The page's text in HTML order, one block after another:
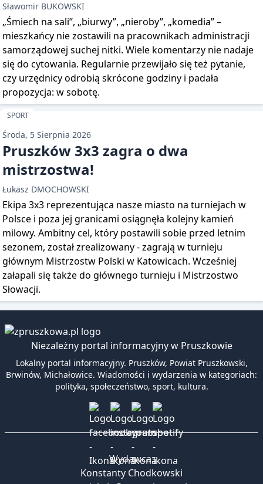
Sławomir BUKOWSKI
„Śmiech na sali”, „biurwy”, „nieroby”, „komedia” –
mieszkańcy nie zostawili na pracownikach administracji
samorządowej suchej nitki. Wiele komentarzy nie nadaje
się do cytowania. Regularnie przewijało się też pytanie,
czy urzędnicy odrobią skrócone godziny i padała
propozycja: w sobotę.
SPORT
Środa, 5 Sierpnia 2026
Pruszków 3x3 zagra o dwa
mistrzostwa!
Łukasz DMOCHOWSKI
Ekipa 3x3 reprezentująca nasze miasto na turniejach w
Polsce i poza jej granicami osiągnęła kolejny kamień
milowy. Ambitny cel, który postawili sobie przed letnim
sezonem, został zrealizowany - zagrają w turnieju
głównym Mistrzostw Polski w Katowicach. Wcześniej
załapali się także do głównego turnieju i Mistrzostwo
Słowacji.
Niezależny portal informacyjny w Pruszkowie
Lokalny portal informacyjny. Pruszków, Powiat Pruszkowski,
Brwinów, Michałowice. Wiadomości i wydarzenia w kategoriach:
polityka, społeczeństwo, sport, kultura.
Wydawca:
Konstanty Chodkowski